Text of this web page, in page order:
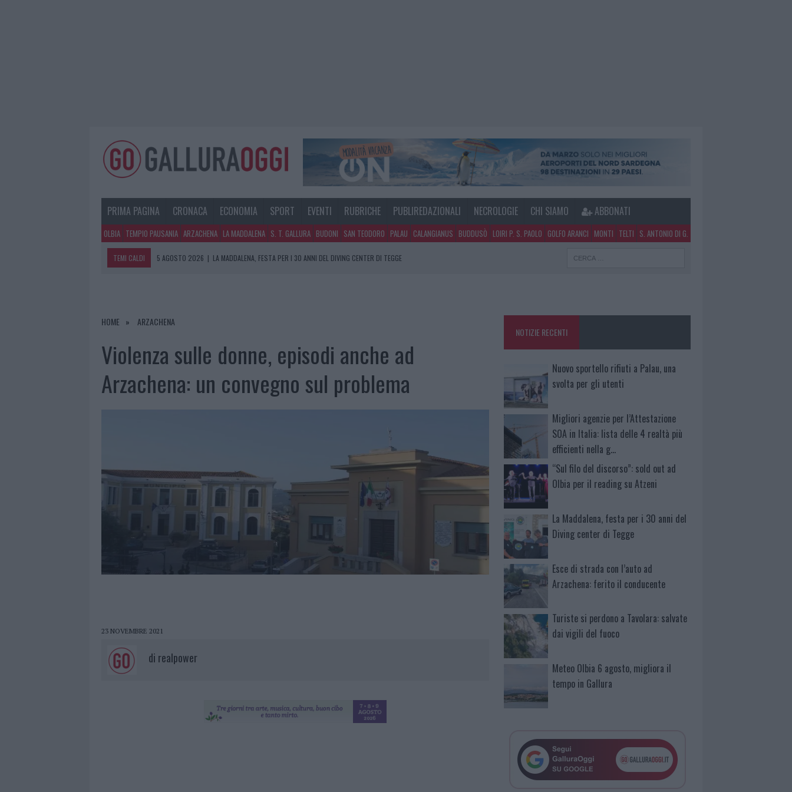
PRIMA PAGINA CRONACA ECONOMIA SPORT EVENTI RUBRICHE PUBLIREDAZIONALI NECROLOGIE CHI SIAMO ABBONATI
OLBIA TEMPIO PAUSANIA ARZACHENA LA MADDALENA S. T. GALLURA BUDONI SAN TEODORO PALAU CALANGIANUS BUDDUSÒ LOIRI P. S. PAOLO GOLFO ARANCI MONTI TELTI S. ANTONIO DI G.
TEMI CALDI 5 AGOSTO 2026 | LA MADDALENA, FESTA PER I 30 ANNI DEL DIVING CENTER DI TEGGE
6 AGOSTO 2026 | MIGLIORI AGENZIE PER L’ATTESTAZIONE SOA IN ITALIA: LISTA DELLE 4 REALTÀ PIÙ EFFICIENTI NELLA GESTIONE
5 AGOSTO 2026 | “SUL FILO DEL DISCORSO”: SOLD OUT AD OLBIA PER IL READING SU ATZENI
HOME ARZACHENA
Violenza sulle donne, episodi anche ad
Arzachena: un convegno sul problema
23 NOVEMBRE 2021
di realpower
NOTIZIE RECENTI
Nuovo sportello rifiuti a Palau, una
svolta per gli utenti
Migliori agenzie per l’Attestazione
SOA in Italia: lista delle 4 realtà più
efficienti nella g…
“Sul filo del discorso”: sold out ad
Olbia per il reading su Atzeni
La Maddalena, festa per i 30 anni del
Diving center di Tegge
Esce di strada con l’auto ad
Arzachena: ferito il conducente
Turiste si perdono a Tavolara: salvate
dai vigili del fuoco
Meteo Olbia 6 agosto, migliora il
tempo in Gallura